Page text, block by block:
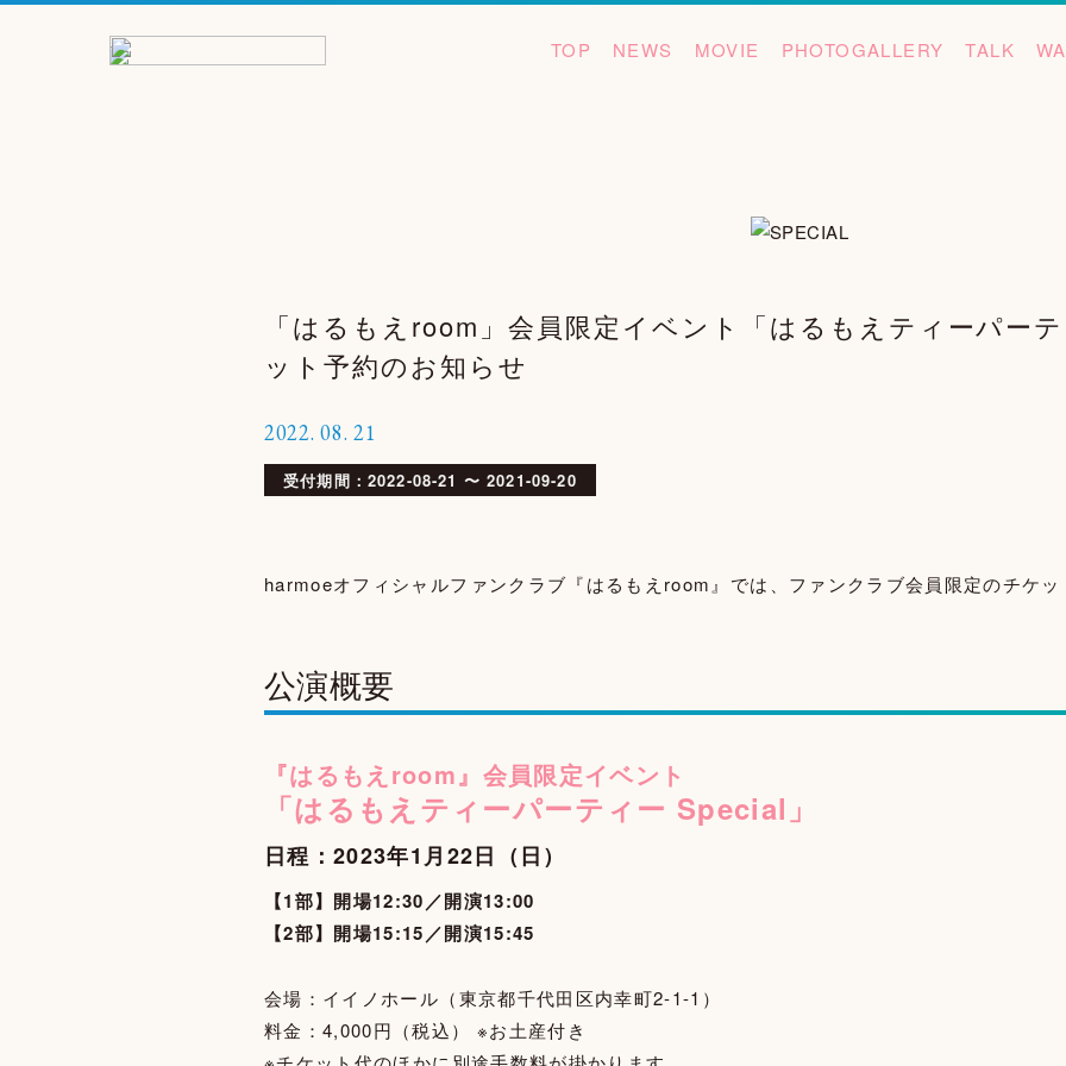
TOP NEWS MOVIE PHOTOGALLERY TALK
「はるもえroom」会員限定イベント「はるもえティーパー
ット予約のお知らせ
2022. 08.21
受付期間：2022-08-21 〜 2021-09-20
harmoeオフィシャルファンクラブ『はるもえroom』では、ファンクラブ会員限定のチケッ
公演概要
『はるもえroom』会員限定イベント
「はるもえティーパーティー Special」
日程：2023年1月22日（日）
【1部】開場12:30／開演13:00
【2部】開場15:15／開演15:45
会場：イイノホール（東京都千代田区内幸町2-1-1）
料金：4,000円（税込） ※お土産付き